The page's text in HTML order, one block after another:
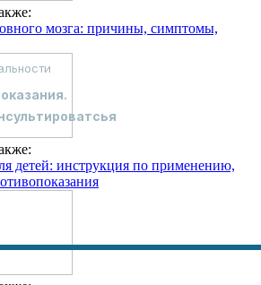
мозга: причины, симптомы,
детей: инструкция по применению,